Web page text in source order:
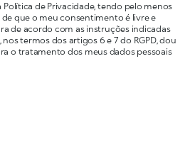
de Privacidade, tendo pelo menos
de que o meu consentimento é livre e
de acordo com as instruções indicadas
nos termos dos artigos 6 e 7 do RGPD, dou
o tratamento dos meus dados pessoais